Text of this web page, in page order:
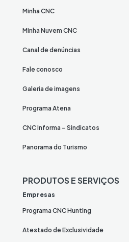
Minha CNC
Minha Nuvem CNC
Canal de denúncias
Fale conosco
Galeria de imagens
Programa Atena
CNC Informa – Sindicatos
Panorama do Turismo
PRODUTOS E SERVIÇOS
Empresas
Programa CNC Hunting
Atestado de Exclusividade